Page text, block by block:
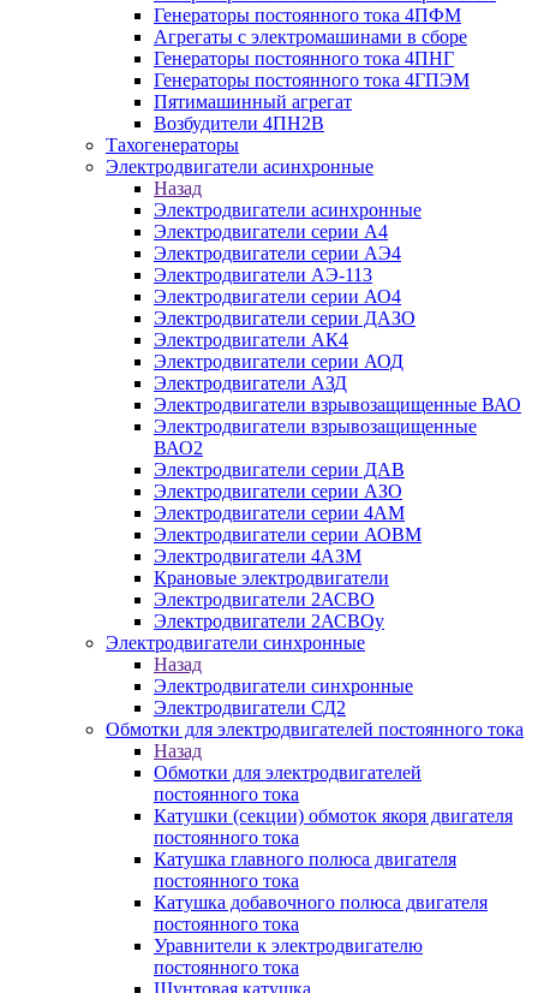
Генераторы постоянного тока 4ПФМ
Агрегаты с электромашинами в сборе
Генераторы постоянного тока 4ПНГ
Генераторы постоянного тока 4ГПЭМ
Пятимашинный агрегат
Возбудители 4ПН2В
Тахогенераторы
Электродвигатели асинхронные
Назад
Электродвигатели асинхронные
Электродвигатели серии А4
Электродвигатели серии АЭ4
Электродвигатели АЭ-113
Электродвигатели серии АО4
Электродвигатели серии ДАЗО
Электродвигатели АК4
Электродвигатели серии АОД
Электродвигатели АЗД
Электродвигатели взрывозащищенные ВАО
Электродвигатели взрывозащищенные
ВАО2
Электродвигатели серии ДАВ
Электродвигатели серии АЗО
Электродвигатели серии 4АМ
Электродвигатели серии АОВМ
Электродвигатели 4АЗМ
Крановые электродвигатели
Электродвигатели 2АСВО
Электродвигатели 2АСВОу
Электродвигатели синхронные
Назад
Электродвигатели синхронные
Электродвигатели СД2
Обмотки для электродвигателей постоянного тока
Назад
Обмотки для электродвигателей
постоянного тока
Катушки (секции) обмоток якоря двигателя
постоянного тока
Катушка главного полюса двигателя
постоянного тока
Катушка добавочного полюса двигателя
постоянного тока
Уравнители к электродвигателю
постоянного тока
Шунтовая катушка